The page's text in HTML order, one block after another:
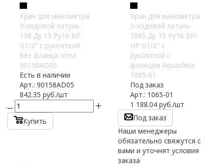
Кран для манометра
3-ходовой латунь
158 Ду 15 Ру16 ВР
G1/2" с рукояткой
без фланца Icma
90158AD05
Есть в наличии
Арт.: 90158AD05
842.35 руб./шт
Купить
Кран для манометра
3-ходовой латунь
1065 Ду 15 Ру16 ВР/
НР G1/2" с
рукояткой с
фланцем Aquasfera
1065-01
Под заказ
Арт.: 1065-01
1 188.04руб./шт
Под заказ
Наши менеджеры
обязательно свяжутся с
вами и уточнят условия
заказа